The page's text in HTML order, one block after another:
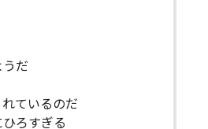
だ
ているのだ
ろすぎる